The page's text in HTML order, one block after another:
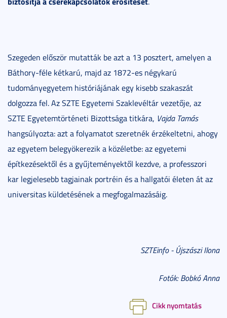
Szegeden először mutatták be azt a 13 posztert, amelyen a
Báthory-féle kétkarú, majd az 1872-es négykarú
tudományegyetem históriájának egy kisebb szakaszát
dolgozza fel. Az SZTE Egyetemi Szaklevéltár vezetője, az
SZTE Egyetemtörténeti Bizottsága titkára, Vajda Tamás
hangsúlyozta: azt a folyamatot szeretnék érzékeltetni, ahogy
az egyetem belegyökerezik a közéletbe: az egyetemi
építkezésektől és a gyűjteményektől kezdve, a professzori
kar legjelesebb tagjainak portréin és a hallgatói életen át az
universitas küldetésének a megfogalmazásáig.
SZTEinfo - Újszászi Ilona
Fotók: Bobkó Anna
Cikk nyomtatás